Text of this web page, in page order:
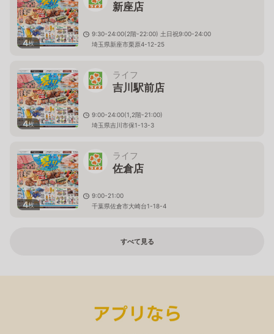
4枚
新座店
9:30-24:00(2階-22:00) 土日祝9:00-24:00
埼玉県新座市栗原4-12-25
4枚
ライフ
吉川駅前店
9:00-24:00(1,2階-21:00)
埼玉県吉川市保1-13-3
4枚
ライフ
佐倉店
9:00-21:00
千葉県佐倉市大崎台1-18-4
すべて見る